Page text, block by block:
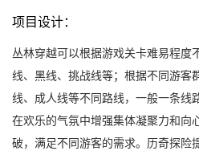
项目设计：
丛林穿越可以根据游戏关卡难易程度
线、黑线、挑战线等；根据不同游客
线、成人线等不同路线，一般一条线
在欢乐的气氛中增强集体凝聚力和向
破，满足不同游客的需求。历奇探险